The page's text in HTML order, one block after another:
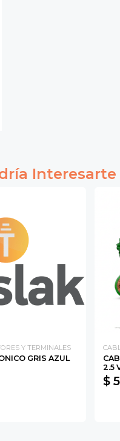
Interesarte
Y TERMINALES
GRIS AZUL
2.5
$